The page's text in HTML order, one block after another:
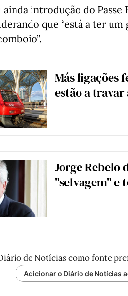
ainda introdução do
que “está a ter
Más ligações
estão a
Jorge Rebelo
"selvagem" e
de Notícias como fonte
Adicionar o Diário de Notícias